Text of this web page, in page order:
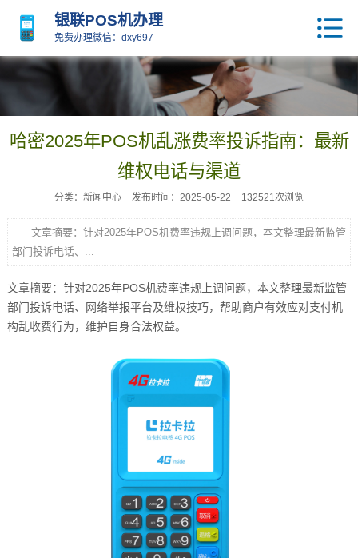
银联POS机办理
免费办理微信：dxy697
哈密2025年POS机乱涨费率投诉指南：最新
维权电话与渠道
分类：新闻中心 发布时间：2025-05-22 132521次浏览
文章摘要：针对2025年POS机费率违规上调问题，本文整理最新监管
部门投诉电话、...
文章摘要：针对2025年POS机费率违规上调问题，本文整理最新监管
部门投诉电话、网络举报平台及维权技巧，帮助商户有效应对支付机
构乱收费行为，维护自身合法权益。